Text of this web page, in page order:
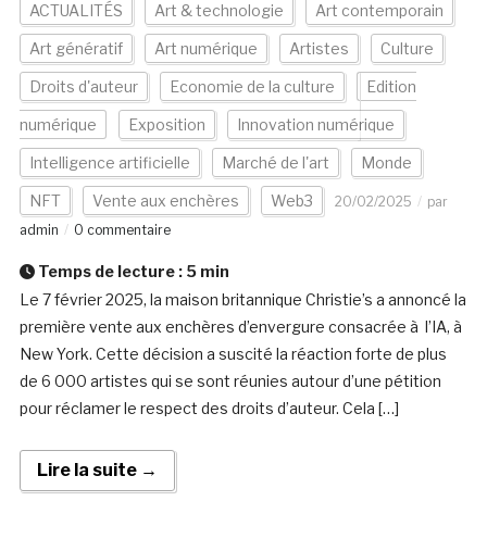
ACTUALITÉS Art & technologie Art contemporain
Art génératif Art numérique Artistes Culture
Droits d'auteur Economie de la culture Edition
numérique Exposition Innovation numérique
Intelligence artificielle Marché de l'art Monde
NFT Vente aux enchères Web3 20/02/2025
par
admin
0 commentaire
Temps de lecture : 5 min
Le 7 février 2025, la maison britannique Christie’s a annoncé la
première vente aux enchères d’envergure consacrée à l’IA, à
New York. Cette décision a suscité la réaction forte de plus
de 6 000 artistes qui se sont réunies autour d’une pétition
pour réclamer le respect des droits d’auteur. Cela […]
Lire la suite →